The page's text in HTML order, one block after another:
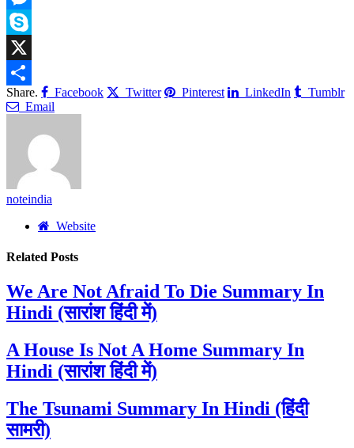
Link
Messenger
Skype
X
Share
Share. Facebook Twitter Pinterest LinkedIn
Tumblr
Email
noteindia
Website
Related Posts
We Are Not Afraid To Die Summary In
Hindi (सारांश हिंदी में)
A House Is Not A Home Summary In
Hindi (सारांश हिंदी में)
The Tsunami Summary In Hindi (हिंदी
सामरी)